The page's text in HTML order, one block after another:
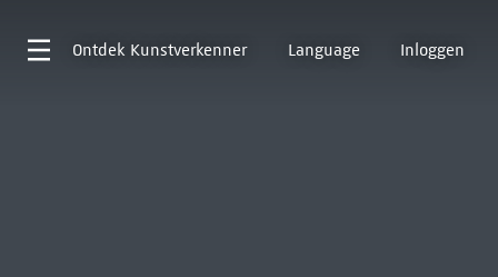
Ontdek Kunstverkenner Language Inloggen